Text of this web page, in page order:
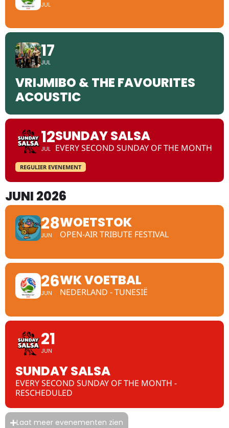
JUL
17
JUL
VRIJMIBO & THE FAVOURITES
ACOUSTIC
12
JUL
SUNDAY SALSA
EVERY SECOND SUNDAY OF THE MONTH
REGULIER EVENEMENT
JUNI 2026
28
JUN
WOETSTOK
OPEN-AIR TRIBUTE FESTIVAL
26
JUN
WK VOETBAL
NEDERLAND - TUNESIË
21
JUN
SUNDAY SALSA
EVERY SECOND SUNDAY OF THE MONTH -
RESCHEDULED
Laat meer evenementen zien